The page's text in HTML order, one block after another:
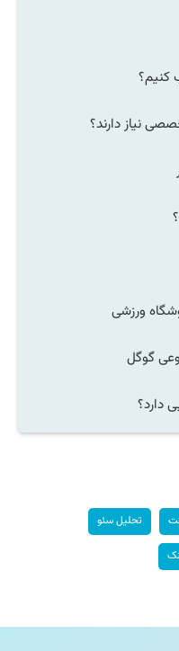
کنیم؟
نیاز دارند؟
ورزشی
گوگل
تحلیل سئو